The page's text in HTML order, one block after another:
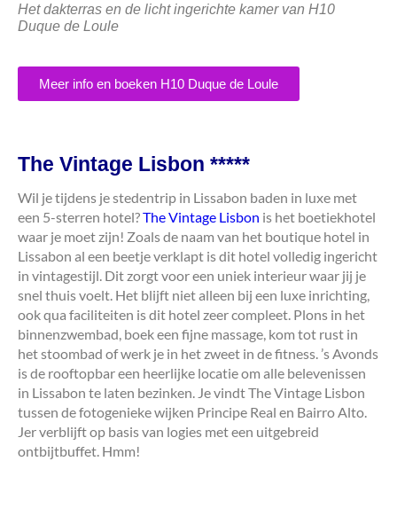
Het dakterras en de licht ingerichte kamer van H10
Duque de Loule
Meer info en boeken H10 Duque de Loule
The Vintage Lisbon *****
Wil je tijdens je stedentrip in Lissabon baden in luxe met
een 5-sterren hotel?The Vintage Lisbon is het boetiekhotel
waar je moet zijn! Zoals de naam van het boutique hotel in
Lissabon al een beetje verklapt is dit hotel volledig ingericht
in vintagestijl. Dit zorgt voor een uniek interieur waar jij je
snel thuis voelt. Het blijft niet alleen bij een luxe inrichting,
ook qua faciliteiten is dit hotel zeer compleet. Plons in het
binnenzwembad, boek een fijne massage, kom tot rust in
het stoombad of werk je in het zweet in de fitness. ’s Avonds
is de rooftopbar een heerlijke locatie om alle belevenissen
in Lissabon te laten bezinken. Je vindt The Vintage Lisbon
tussen de fotogenieke wijken Principe Real en Bairro Alto.
Jer verblijft op basis van logies met een uitgebreid
ontbijtbuffet. Hmm!